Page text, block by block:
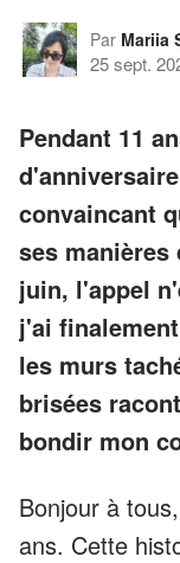
Par Mariia
25 sept.
Pendant 11
convaincant
ses manières
juin, l'appel
j'ai
les murs
brisées
bondir mon
Bonjour à
ans. Cette